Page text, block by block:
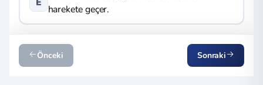
harekete geçer.
Önceki Sonraki